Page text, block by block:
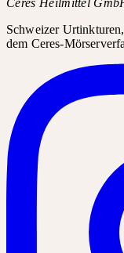
Ceres Heilmittel
Schweizer
dem Ceres-